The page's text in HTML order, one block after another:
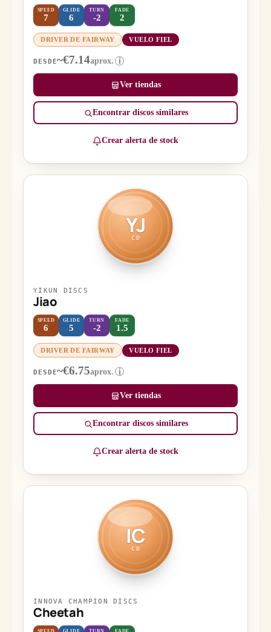
SPEED
7
GLIDE
6
TURN
-2
FADE
2
DRIVER DE FAIRWAY VUELO FIEL
DESDE~€7.14aprox. i
Ver tiendas
Encontrar discos similares
Crear alerta de stock
YJ
CD
YIKUN DISCS
Jiao
SPEED
6
GLIDE
5
TURN
-2
FADE
1.5
DRIVER DE FAIRWAY VUELO FIEL
DESDE~€6.75aprox. i
Ver tiendas
Encontrar discos similares
Crear alerta de stock
IC
CD
INNOVA CHAMPION DISCS
Cheetah